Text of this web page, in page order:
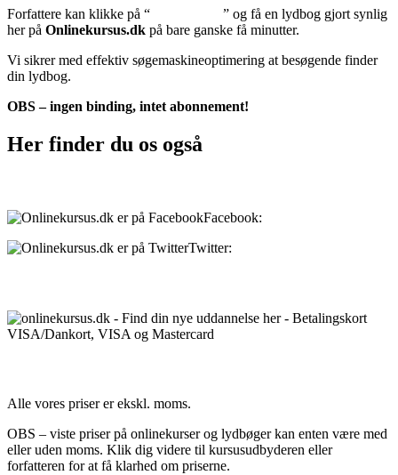
Forfattere kan klikke på “
” og få en lydbog gjort synlig
her på Onlinekursus.dk på bare ganske få minutter.
Vi sikrer med effektiv søgemaskineoptimering at besøgende finder
din lydbog.
OBS – ingen binding, intet abonnement!
Her finder du os også
Facebook:
Twitter:
Alle vores priser er ekskl. moms.
OBS – viste priser på onlinekurser og lydbøger kan enten være med
eller uden moms. Klik dig videre til kursusudbyderen eller
forfatteren for at få klarhed om priserne.